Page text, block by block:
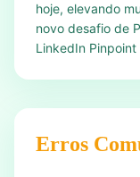
hoje, elevando
novo desafio de
LinkedIn
Erros